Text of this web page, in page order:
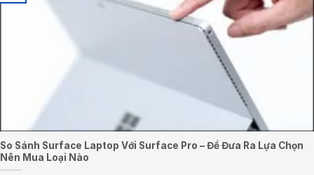
So Sánh Surface Laptop Với Surface Pro – Để Đưa Ra Lựa Chọn
Nên Mua Loại Nào